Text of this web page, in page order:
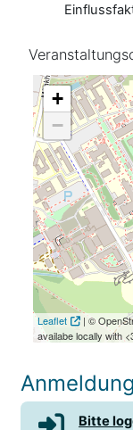
+
−
Leaflet
| ©
availabe locally with
Bitte